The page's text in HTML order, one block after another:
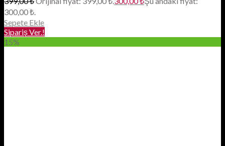
300,00 ₺.
Sepete Ekle
Sipariş Ver.!
15%